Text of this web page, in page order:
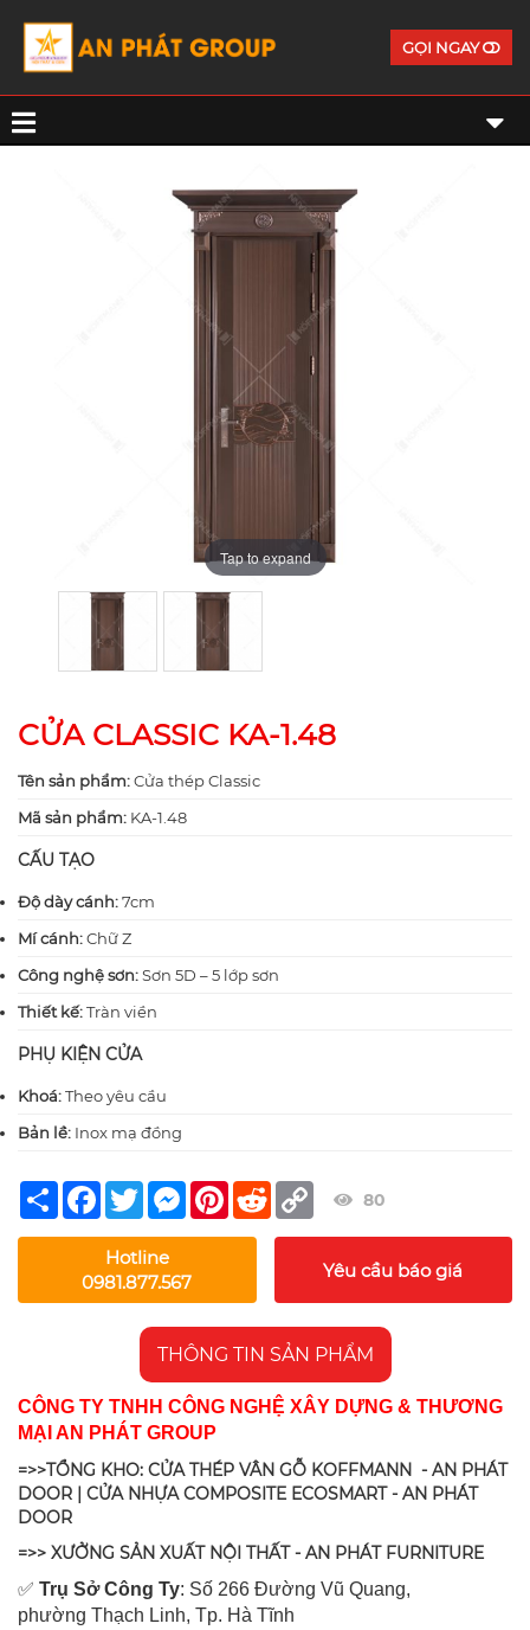
GỌI NGAY
Tap to expand
Tap to expand
CỬA CLASSIC KA-1.48
Tên sản phẩm:Cửa thép Classic
Mã sản phẩm: KA-1.48
CẤU TẠO
Độ dày cánh:7cm
Mí cánh:Chữ Z
Công nghệ sơn:Sơn 5D – 5 lớp sơn
Thiết kế:Tràn viền
PHỤ KIỆN CỬA
Khoá:Theo yêu cầu
Bản lề: Inox mạ đồng
Share Facebook
TwitterMessengerPinterest
Reddit Copy
Link
80
Hotline
0981.877.567
Yêu cầu báo giá
THÔNG TIN SẢN PHẨM
CÔNG TY TNHH CÔNG NGHỆ XÂY DỰNG & THƯƠNG
MẠI AN PHÁT GROUP
=>>TỔNG KHO: CỬA THÉP VÂN GỖ KOFFMANN - AN PHÁT
DOOR | CỬA NHỰA COMPOSITE ECOSMART - AN PHÁT
DOOR
=>> XƯỞNG SẢN XUẤT NỘI THẤT - AN PHÁT FURNITURE
✅ Trụ Sở Công Ty: Số 266 Đường Vũ Quang,
phường Thạch Linh, Tp. Hà Tĩnh